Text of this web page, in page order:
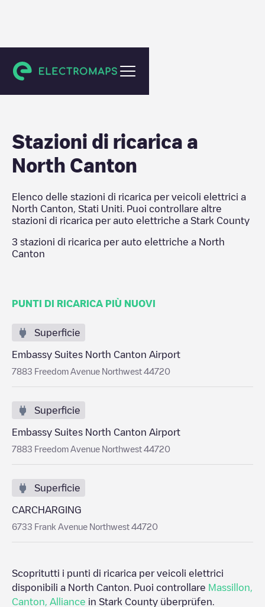
Stark County
Stazioni di ricarica a
North Canton
Elenco delle stazioni di ricarica per veicoli elettrici a
North Canton
Stati Uniti . Puoi controllare altre
stazioni di ricarica per auto elettriche a Stark County
3 stazioni di ricarica per auto elettriche a North
Canton
PUNTI DI RICARICA PIÙ NUOVI
Superficie
Embassy Suites North Canton Airport
7883 Freedom Avenue Northwest 44720
Superficie
Embassy Suites North Canton Airport
7883 Freedom Avenue Northwest 44720
Superficie
CARCHARGING
6733 Frank Avenue Northwest 44720
Scopritutti i punti di ricarica per veicoli elettrici
disponibili a North Canton . Puoi controllare Massillon
Canton
Alliance in Stark County überprüfen.